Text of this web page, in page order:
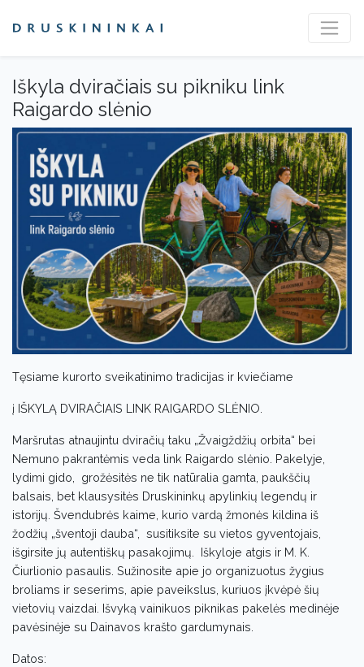
Iškyla dviračiais su pikniku link
Raigardo slėnio
Tęsiame kurorto sveikatinimo tradicijas ir kviečiame
į IŠKYLĄ DVIRAČIAIS LINK RAIGARDO SLĖNIO.
Maršrutas atnaujintu dviračių taku „Žvaigždžių orbita“ bei
Nemuno pakrantėmis veda link Raigardo slėnio. Pakelyje,
lydimi gido, grožėsitės ne tik natūralia gamta, paukščių
balsais, bet klausysitės Druskininkų apylinkių legendų ir
istorijų. Švendubrės kaime, kurio vardą žmonės kildina iš
žodžių „šventoji dauba“, susitiksite su vietos gyventojais,
išgirsite jų autentiškų pasakojimų. Iškyloje atgis ir M. K.
Čiurlionio pasaulis. Sužinosite apie jo organizuotus žygius
broliams ir seserims, apie paveikslus, kuriuos įkvėpė šių
vietovių vaizdai. Išvyką vainikuos piknikas pakelės medinėje
pavėsinėje su Dainavos krašto gardumynais.
Datos: